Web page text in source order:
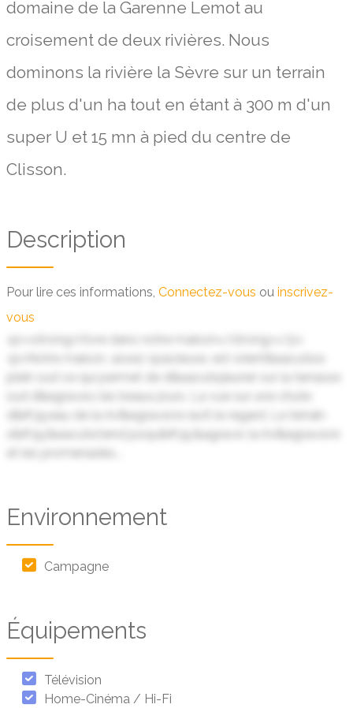
domaine de la Garenne Lemot au
croisement de deux rivières. Nous
dominons la rivière la Sèvre sur un terrain
de plus d'un ha tout en étant à 300 m d'un
super U et 15 mn à pied du centre de
Clisson.
Description
Pour lire ces informations, Connectez-vous ou inscrivez-
vous
Environnement
Campagne
Équipements
Télévision
Home-Cinéma / Hi-Fi